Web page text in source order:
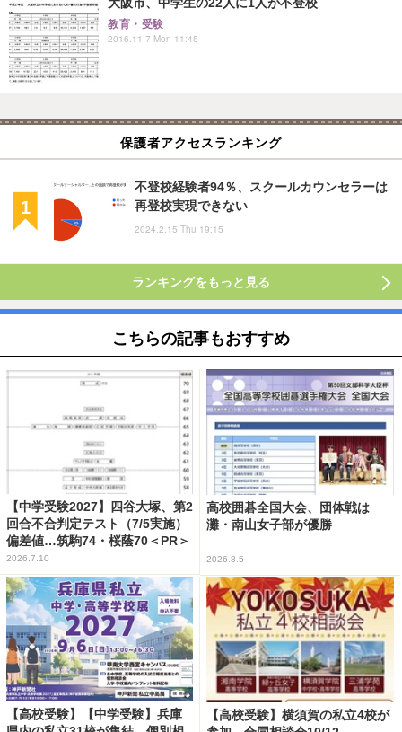
教育・受験
2016.11.7 Mon 11:45
保護者アクセスランキング
不登校経験者94％、スクールカウンセラーは
再登校実現できない
2024.2.15 Thu 19:15
ランキングをもっと見る
こちらの記事もおすすめ
【中学受験2027】四谷大塚、第2
回合不合判定テスト（7/5実施）
偏差値…筑駒74・桜蔭70＜PR＞
2026.7.10
高校囲碁全国大会、団体戦は
灘・南山女子部が優勝
2026.8.5
【高校受験】【中学受験】兵庫
【高校受験】横須賀の私立4校が